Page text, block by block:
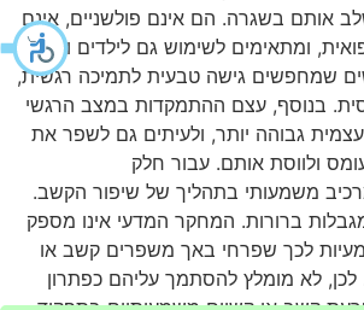
אותם בשגרה. הם אינם פולשניים, אינם
ומתאימים לשימוש גם לילדים וגם
שמחפשים גישה טבעית לתמיכה רגשית,
בנוסף, עצם ההתמקדות במצב הרגשי
עצמית גבוהה יותר, ולעיתים גם לשפר את
ולווסת אותם. עבור חלק
משמעותי בתהליך של שיפור הקשב.
ברורות. המחקר המדעי אינו מספק
לכך שפרחי באך משפרים קשב או
לכן, לא מומלץ להסתמך עליהם כפתרון